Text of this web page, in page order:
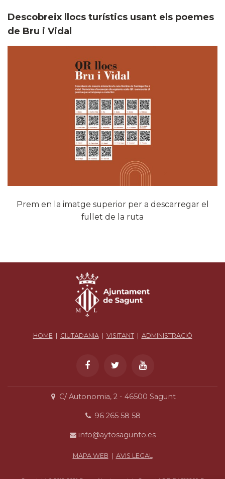
Descobreix llocs turístics usant els poemes
de Bru i Vidal
​Prem en la imatge superior per a descarregar el
fullet de la ruta
HOME| CIUTADANIA| VISITANT| ADMINISTRACIÓ
C/ Autonomia, 2 - 46500 Sagunt
96 265 58 58
info@aytosagunto.es
MAPA WEB AVIS LEGAL